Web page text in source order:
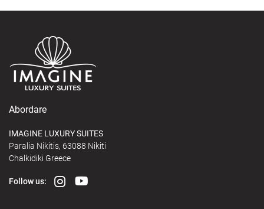
Abordare
IMAGINE LUXURY SUITES
Paralia Nikitis, 63088 Nikiti
Chalkidiki Greece
Follow us: